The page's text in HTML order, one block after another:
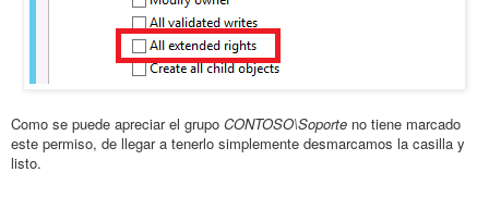
Como se puede apreciar el grupo CONTOSO\Soporte no tiene marcado
este permiso, de llegar a tenerlo simplemente desmarcamos la casilla y
listo.